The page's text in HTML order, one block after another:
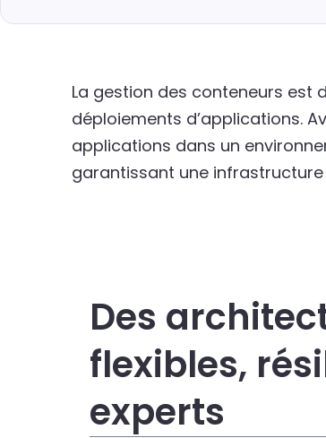
La gestion des conteneurs est
déploiements d’applications.
applications dans un
garantissant une
Des
flexibles,
experts